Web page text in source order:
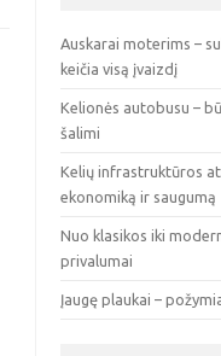
Auskarai moterims –
keičia visą įvaizdį
Kelionės autobusu –
šalimi
Kelių infrastruktūros
ekonomiką ir saugumą
Nuo klasikos iki
privalumai
Įaugę plaukai –